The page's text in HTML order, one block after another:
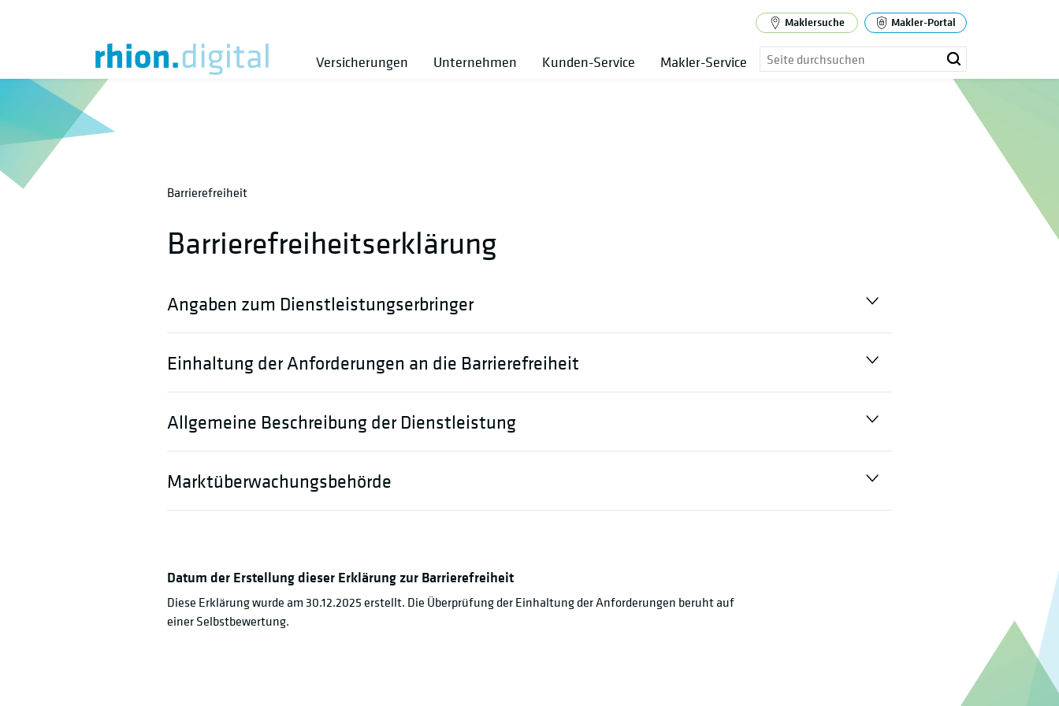
Maklersuche Makler-Portal
Versicherungen Unternehmen Kunden-Service Makler-Service
Barrierefreiheit
Barrierefreiheitserklärung
Angaben zum Dienstleistungserbringer
Einhaltung der Anforderungen an die Barrierefreiheit
Allgemeine Beschreibung der Dienstleistung
Marktüberwachungsbehörde
Datum der Erstellung dieser Erklärung zur Barrierefreiheit
Diese Erklärung wurde am 30.12.2025 erstellt. Die Überprüfung der Einhaltung der Anforderungen beruht auf
einer Selbstbewertung.